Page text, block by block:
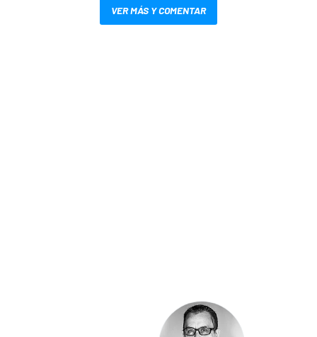
VER MÁS Y COMENTAR